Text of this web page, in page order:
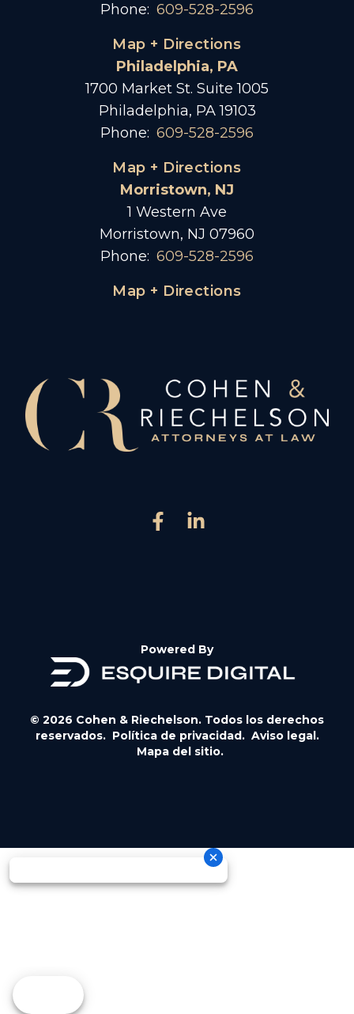
Phone: 609-528-2596
Map + Directions
Philadelphia, PA
1700 Market St. Suite 1005
Philadelphia, PA 19103
Phone: 609-528-2596
Map + Directions
Morristown, NJ
1 Western Ave
Morristown, NJ 07960
Phone: 609-528-2596
Map + Directions
Powered By
© 2026 Cohen & Riechelson. Todos los derechos
reservados. Política de privacidad. Aviso legal.
Mapa del sitio.